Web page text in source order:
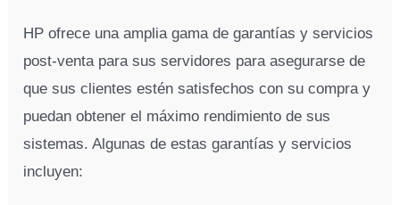
HP ofrece una amplia gama de garantías y servicios
post-venta para sus servidores para asegurarse de
que sus clientes estén satisfechos con su compra y
puedan obtener el máximo rendimiento de sus
sistemas. Algunas de estas garantías y servicios
incluyen: